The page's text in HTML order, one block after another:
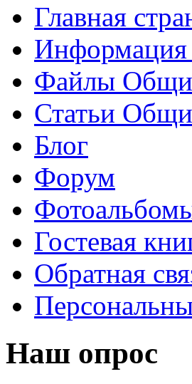
Главная
Информация
Файлы
Статьи
Блог
Форум
Гостевая
Обратная
Наш опрос